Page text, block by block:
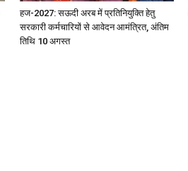
हज-2027: सऊदी अरब में प्रतिनियुक्ति हेतु
सरकारी कर्मचारियों से आवेदन आमंत्रित, अंतिम
तिथि 10 अगस्त